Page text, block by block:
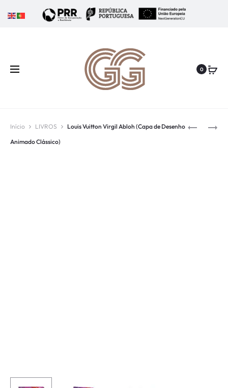
0
Início LIVROS
Louis Vuitton Virgil Abloh (Capa de Desenho
Animado Clássico)